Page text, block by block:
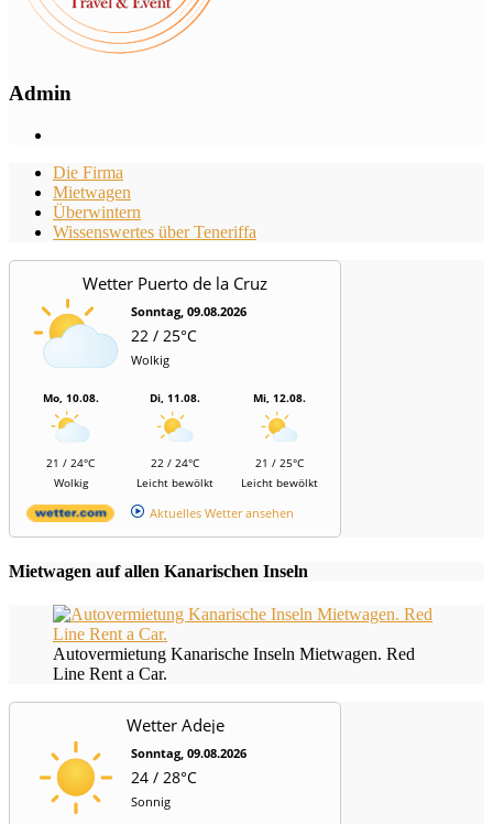
Admin
Die Firma
Mietwagen
Überwintern
Wissenswertes über Teneriffa
Wetter Puerto de la Cruz
Sonntag, 09.08.2026
22 / 25°C
Wolkig
Mo, 10.08.
21 / 24°C
Wolkig
Di, 11.08.
22 / 24°C
Leicht bewölkt
Mi, 12.08.
21 / 25°C
Leicht bewölkt
Aktuelles Wetter ansehen
Mietwagen auf allen Kanarischen Inseln
Autovermietung Kanarische Inseln Mietwagen. Red
Line Rent a Car.
Wetter Adeje
Sonntag, 09.08.2026
24 / 28°C
Sonnig